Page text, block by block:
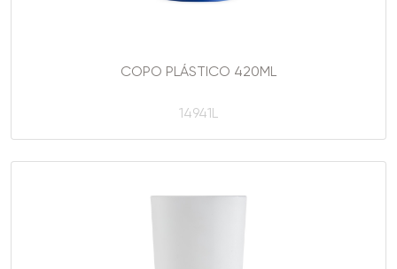
COPO PLÁSTICO 420ML
14941L